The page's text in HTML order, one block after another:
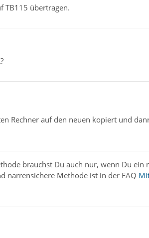
TB115 übertragen.
Rechner auf den neuen kopiert und
brauchst Du auch nur, wenn Du ein
narrensichere Methode ist in der FAQ